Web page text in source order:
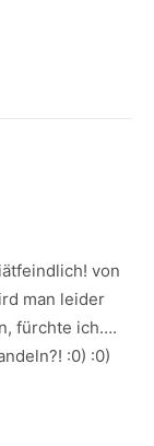
von
man leider
fürchte ich….
:0) :0)